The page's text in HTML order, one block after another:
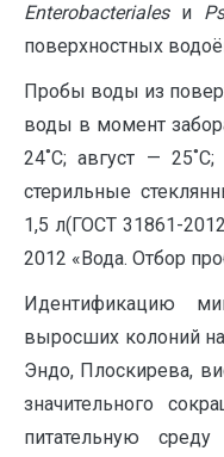
Enterobacterialesи
поверхностных
Пробы воды из
воды в момент
24˚С; август —
стерильные
1,5 л(ГОСТ 31861-
2012 «Вода. Отбор
Идентификацию
выросших колоний на
Эндо, Плоскирева,
значительного
питательную среду